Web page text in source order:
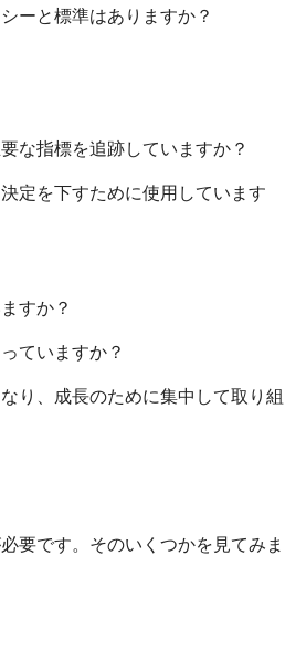
ーと標準はありますか？
な指標を追跡していますか？
定を下すために使用しています
すか？
ていますか？
り、成長のために集中して取り組
要です。そのいくつかを見てみま